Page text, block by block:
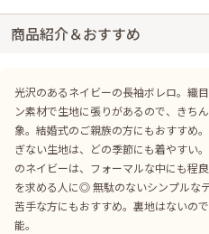
商品紹介＆おすすめ
光沢のあるネイビーの長袖ボレロ。織
ン素材で生地に張りがあるので、きち
象。結婚式のご親族の方にもおすすめ
ぎない生地は、どの季節にも着やすい
のネイビーは、フォーマルな中にも程
を求める人に◎ 無駄のないシンプルな
苦手な方にもおすすめ。裏地はないの
能。